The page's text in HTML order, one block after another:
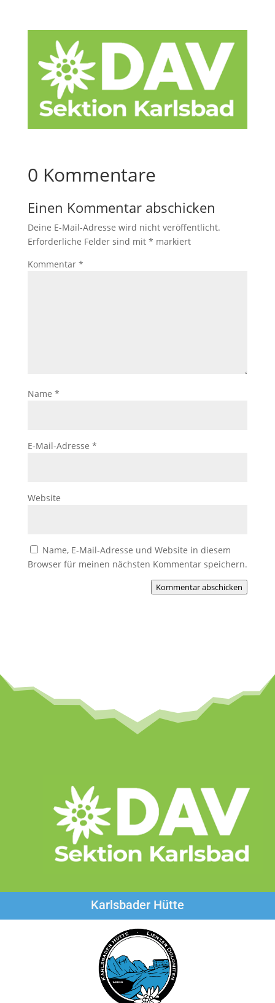
0 Kommentare
Einen Kommentar abschicken
Deine E-Mail-Adresse wird nicht veröffentlicht.
Erforderliche Felder sind mit * markiert
Kommentar *
Name *
E-Mail-Adresse *
Website
Name, E-Mail-Adresse und Website in diesem
Browser für meinen nächsten Kommentar speichern.
Kommentar abschicken
Karlsbader Hütte